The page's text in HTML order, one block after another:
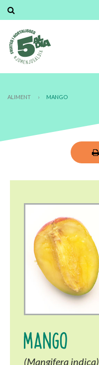
ALIMENT › MANGO
MANGO
(Mangifera indica)